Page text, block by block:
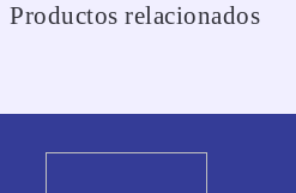
Productos relacionados